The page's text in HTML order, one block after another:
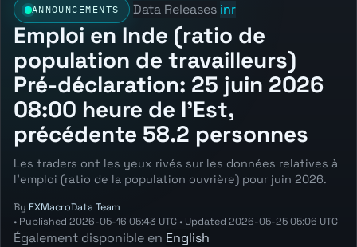
ANNOUNCEMENTS Data Releases inr
Emploi en Inde (ratio de
population de travailleurs)
Pré-déclaration: 25 juin 2026
08:00 heure de l'Est,
précédente 58.2 personnes
Les traders ont les yeux rivés sur les données relatives à
l'emploi (ratio de la population ouvrière) pour juin 2026.
By FXMacroData Team
• Published 2026-05-16 05:43 UTC • Updated 2026-05-25 05:06 UTC
Également disponible en English